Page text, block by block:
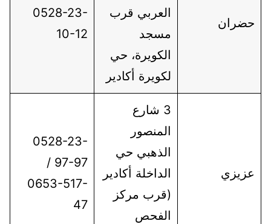
حضران
العربي قرب
مسجد
الكويرة، حي
لكويرة أكادير
0528-23-
10-12
عزيزي
3 شارع
المنصور
الذهبي حي
الداخلة أكادير
(قرب مركز
الفحص
0528-23-
97-97 /
0653-517-
47